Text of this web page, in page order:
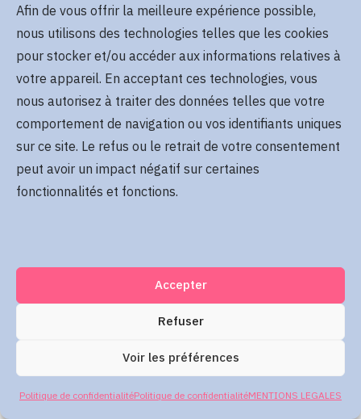
Afin de vous offrir la meilleure expérience possible,
nous utilisons des technologies telles que les cookies
pour stocker et/ou accéder aux informations relatives à
votre appareil. En acceptant ces technologies, vous
nous autorisez à traiter des données telles que votre
comportement de navigation ou vos identifiants uniques
sur ce site. Le refus ou le retrait de votre consentement
peut avoir un impact négatif sur certaines
fonctionnalités et fonctions.
Accepter
Refuser
Voir les préférences
Politique de confidentialitéPolitique de confidentialitéMENTIONS LEGALES
Se rappeler de moi
Mot de passe oublié
Me connecter